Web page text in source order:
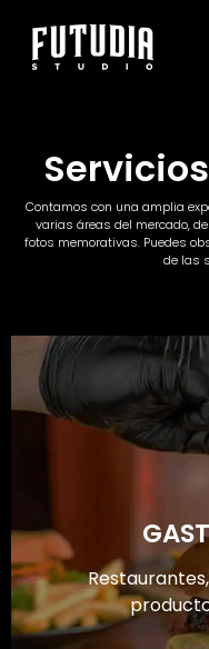
Contamos con una amplia
varias áreas del mercado,
fotos memorativas. Puedes
de las